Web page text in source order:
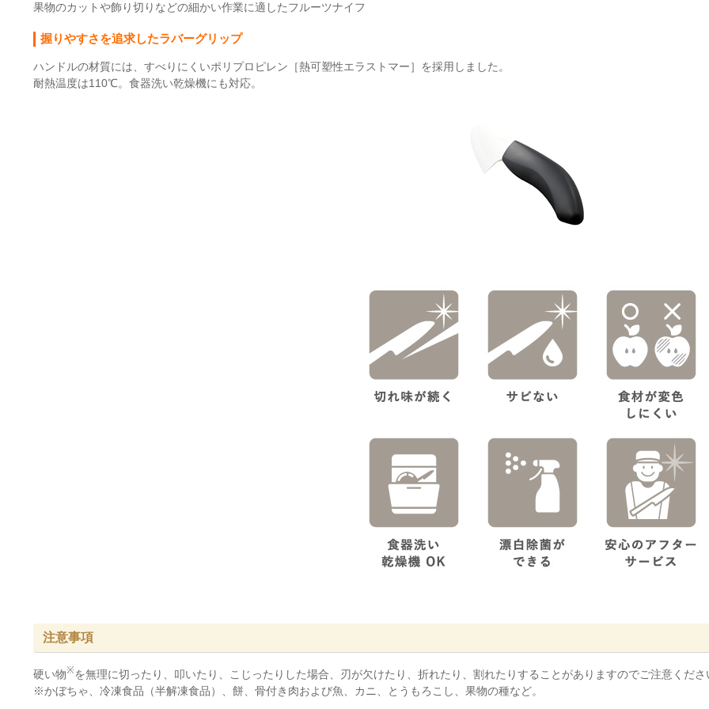
果物のカットや飾り切りなどの細かい作業に適したフルーツナイフ
握りやすさを追求したラバーグリップ
ハンドルの材質には、すべりにくいポリプロピレン［熱可塑性エラストマー］を採用しました。
耐熱温度は110℃。食器洗い乾燥機にも対応。
注意事項
硬い物※を無理に切ったり、叩いたり、こじったりした場合、刃が欠けたり、折れたり、割れたりすることがありますのでご注意くださ
※かぼちゃ、冷凍食品（半解凍食品）、餅、骨付き肉および魚、カニ、とうもろこし、果物の種など。